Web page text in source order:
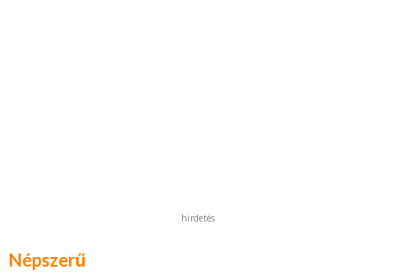
hirdetés
Népszerű